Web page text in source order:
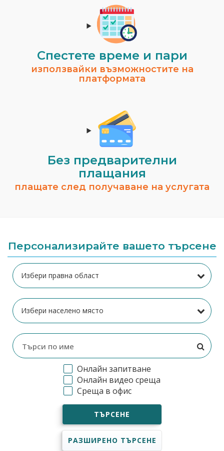
Спестeте време и пари
използвайки възможностите на
платформата
Без предварителни
плащания
плащате след получаване на услугата
Персонализирайте вашето търсене
Онлайн запитване
Онлайн видео среща
Среща в офис
ТЪРСЕНЕ
РАЗШИРЕНО ТЪРСЕНЕ